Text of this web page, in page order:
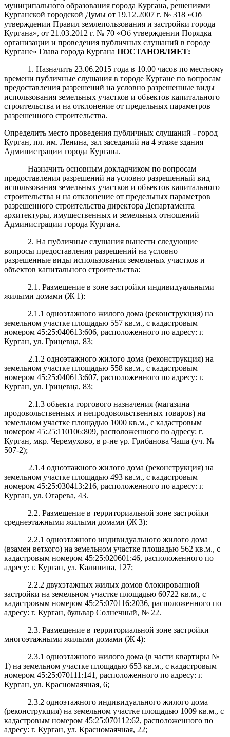
муниципального образования города Кургана, решениями
Курганской городской Думы от 19.12.2007 г. № 318 «Об
утверждении Правил землепользования и застройки города
Кургана», от 21.03.2012 г. № 70 «Об утверждении Порядка
организации и проведения публичных слушаний в городе
Кургане» Глава города Кургана ПОСТАНОВЛЯЕТ:
1. Назначить 23.06.2015 года в 10.00 часов по местному
времени публичные слушания в городе Кургане по вопросам
предоставления разрешений на условно разрешенные виды
использования земельных участков и объектов капитального
строительства и на отклонение от предельных параметров
разрешенного строительства.
Определить место проведения публичных слушаний - город
Курган, пл. им. Ленина, зал заседаний на 4 этаже здания
Администрации города Кургана.
Назначить основным докладчиком по вопросам
предоставления разрешений на условно разрешенный вид
использования земельных участков и объектов капитального
строительства и на отклонение от предельных параметров
разрешенного строительства директора Департамента
архитектуры, имущественных и земельных отношений
Администрации города Кургана.
2. На публичные слушания вынести следующие
вопросы предоставления разрешений на условно
разрешенные виды использования земельных участков и
объектов капитального строительства:
2.1. Размещение в зоне застройки индивидуальными
жилыми домами (Ж 1):
2.1.1 одноэтажного жилого дома (реконструкция) на
земельном участке площадью 557 кв.м., с кадастровым
номером 45:25:040613:606, расположенного по адресу: г.
Курган, ул. Грицевца, 83;
2.1.2 одноэтажного жилого дома (реконструкция) на
земельном участке площадью 558 кв.м., с кадастровым
номером 45:25:040613:607, расположенного по адресу: г.
Курган, ул. Грицевца, 83;
2.1.3 объекта торгового назначения (магазина
продовольственных и непродовольственных товаров) на
земельном участке площадью 1000 кв.м., с кадастровым
номером 45:25:110106:809, расположенного по адресу: г.
Курган, мкр. Черемухово, в р-не ур. Грибанова Чаша (уч. №
507-2);
2.1.4 одноэтажного жилого дома (реконструкция) на
земельном участке площадью 493 кв.м., с кадастровым
номером 45:25:030413:216, расположенного по адресу: г.
Курган, ул. Огарева, 43.
2.2. Размещение в территориальной зоне застройки
среднеэтажными жилыми домами (Ж 3):
2.2.1 одноэтажного индивидуального жилого дома
(взамен ветхого) на земельном участке площадью 562 кв.м., с
кадастровым номером 45:25:020601:46, расположенного по
адресу: г. Курган, ул. Калинина, 127;
2.2.2 двухэтажных жилых домов блокированной
застройки на земельном участке площадью 60722 кв.м., с
кадастровым номером 45:25:070116:2036, расположенного по
адресу: г. Курган, бульвар Солнечный, № 22.
2.3. Размещение в территориальной зоне застройки
многоэтажными жилыми домами (Ж 4):
2.3.1 одноэтажного жилого дома (в части квартиры №
1) на земельном участке площадью 653 кв.м., с кадастровым
номером 45:25:070111:141, расположенного по адресу: г.
Курган, ул. Красномаячная, 6;
2.3.2 одноэтажного индивидуального жилого дома
(реконструкция) на земельном участке площадью 1009 кв.м., с
кадастровым номером 45:25:070112:62, расположенного по
адресу: г. Курган, ул. Красномаячная, 22;